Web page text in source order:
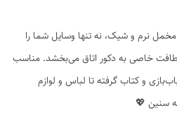
نرم و شیک، نه تنها وسایل شما را
لطافت خاصی به دکور اتاق می‌بخشد. مناسب
و کتاب گرفته تا لباس و لوازم
سنین 💖